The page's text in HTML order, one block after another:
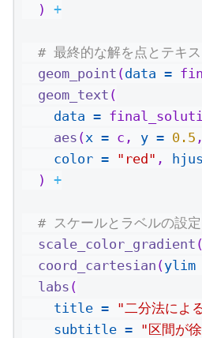
  )
+
# 最終的な解を点とテキ
geom_point (data =
geom_text (
data =
aes (x = c, y = 0.5
color = "red" ,
  )
+
# スケールとラベルの設定
scale_color_gradient (
coord_cartesian (ylim
labs (
title = "二分法に
subtitle = "区間が